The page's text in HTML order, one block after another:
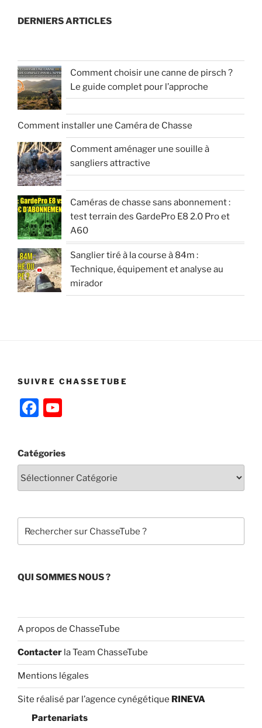
DERNIERS ARTICLES
Comment choisir une canne de pirsch ?
Le guide complet pour l’approche
Comment installer une Caméra de Chasse
Comment aménager une souille à
sangliers attractive
Caméras de chasse sans abonnement :
test terrain des GardePro E8 2.0 Pro et
A60
Sanglier tiré à la course à 84m :
Technique, équipement et analyse au
mirador
SUIVRE CHASSETUBE
F
c
e
b
o
k
T
u
e
C
a
n
el
Catégories
QUI SOMMES NOUS ?
A propos de ChasseTube
Contacter la Team ChasseTube
Mentions légales
Site réalisé par l’agence cynégétique RINEVA
Partenariats